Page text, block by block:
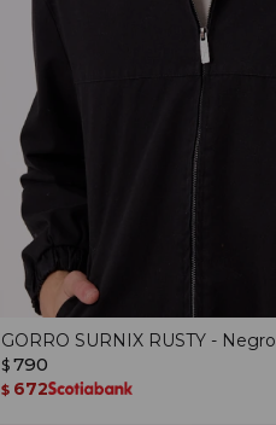
GORRO SURNIX RUSTY - Negro
$ 790
$ 672